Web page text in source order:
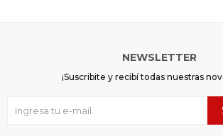
NEWSLETTER
¡Suscribite y recibí todas nuestras